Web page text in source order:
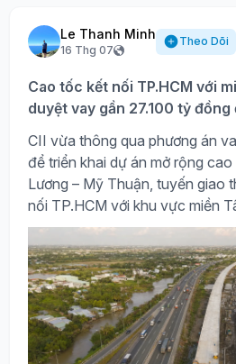
Le Thanh Minh
16 Thg 07
Theo Dõi
Cao tốc kết nối TP.HCM với
duyệt vay gần 27.100 tỷ đồng
CII vừa thông qua phương án
để triển khai dự án mở rộng
Lương – Mỹ Thuận, tuyến giao
nối TP.HCM với khu vực miền